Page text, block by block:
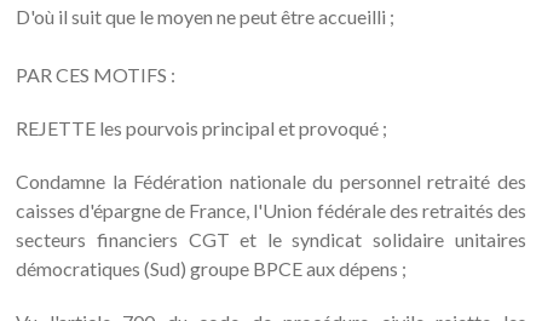
D'où il suit que le moyen ne peut être accueilli ;
PAR CES MOTIFS :
REJETTE les pourvois principal et provoqué ;
Condamne la Fédération nationale du personnel retraité des
caisses d'épargne de France, l'Union fédérale des retraités des
secteurs financiers CGT et le syndicat solidaire unitaires
démocratiques (Sud) groupe BPCE aux dépens ;